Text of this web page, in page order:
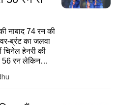
नाबाद 74 रन की
56 रन लेकिन